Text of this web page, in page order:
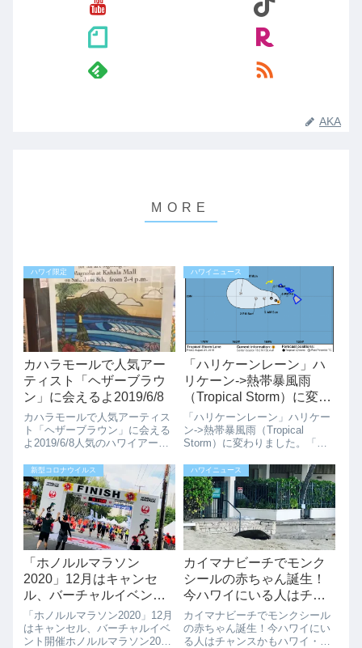
AKA
ハワイ限定
カハラモールで人気アー
ティスト「ヘザーブラウ
ン」に会えるよ2019/6/8
カハラモールで人気アーティス
ト「ヘザーブラウン」に会える
よ2019/6/8人気のハワイアーテ
日（土）2PM-4PMにカハラモー
ルで会えます。購入したヘザー
ブランの絵にサインをもらうい
い機会になりますね。サイン
付...
ハワイニュース
「ハリケーンレーン」ハ
リケーン->熱帯暴風雨
（Tropical Storm）に変わ
りました。
「ハリケーンレーン」ハリケー
ン->熱帯暴風雨（Tropical
Storm）に変わりました。「ハ
め、ハリケーンから熱帯暴風雨
（Tropical Storm）に変わりま
した。ワイキキのビーチでは泳
いでいる人もいるよう...
新型コロナウイルス
「ホノルルマラソン
2020」12月はキャンセ
ル、バーチャルイベント
開催
「ホノルルマラソン2020」12月
はキャンセル、バーチャルイベ
ント開催ホノルルマラソン2020
ハワイニュース
カイマナビーチでモンク
シールの赤ちゃん誕生！
今ハワイにいる人はチャ
ンスかも
カイマナビーチでモンクシール
の赤ちゃん誕生！今ハワイにい
る人はチャンスかもハワイ・オ